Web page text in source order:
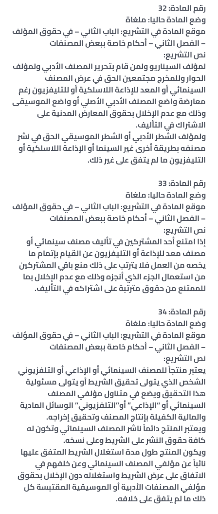
رقم المادة: 32
وضع المادة حاليا: ملغاة
موقع المادة في التشريع: الباب الثاني – في حقوق المؤلف
– الفصل الثاني – أحكام خاصة ببعض المصنفات
نص التشريع:
لمؤلف السيناريو ولمن قام بتحرير المصنف الأدبي ولمؤلف
الحوار وللمخرج مجتمعين الحق في عرض المصنف
السينمائي أو المعد للإذاعة اللاسلكية أو للتليفزيون رغم
معارضة واضع المصنف الأدبي الأصلي أو واضع الموسيقى
وذلك مع عدم الإخلال بحقوق المعارض المدنية على
الاشتراك في التأليف.
ولمؤلف الشطر الأدبي أو الشطر الموسيقي الحق في نشر
مصنفه بطريقة أخرى غير السينما أو الإذاعة اللاسلكية أو
التليفزيون ما لم يتفق على غير ذلك.
رقم المادة: 33
وضع المادة حاليا: ملغاة
موقع المادة في التشريع: الباب الثاني – في حقوق المؤلف
– الفصل الثاني – أحكام خاصة ببعض المصنفات
نص التشريع:
إذا امتنع أحد المشتركين في تأليف مصنف سينمائي أو
مصنف معد للإذاعة أو التليفزيون عن القيام بإتمام ما
يخصه من العمل فلا يترتب على ذلك منع باقي المشتركين
من استعمال الجزء الذي أنجزه وذلك مع عدم الإخلال بما
للممتنع من حقوق مترتبة على اشتراكه في التأليف.
رقم المادة: 34
وضع المادة حاليا: ملغاة
موقع المادة في التشريع: الباب الثاني – في حقوق المؤلف
– الفصل الثاني – أحكام خاصة ببعض المصنفات
نص التشريع:
يعتبر منتجاً للمصنف السينمائي أو الإذاعي أو التلفزيوني
الشخص الذي يتولى تحقيق الشريط أو يتولى مسئولية
هذا التحقيق ويضع في متناول مؤلفي المصنف
السينمائي أو “الإذاعي” أو”التلفزيوني” الوسائل المادية
والمالية الكفيلة بإنتاج المصنف وتحقيق إخراجه.
ويعتبر المنتج دائماً ناشر المصنف السينمائي وتكون له
كافة حقوق النشر على الشريط وعلى نسخه.
ويكون المنتج طول مدة استغلال الشريط المتفق عليها
نائباً عن مؤلفي المصنف السينمائي وعن خلفهم في
الاتفاق على عرض الشريط واستغلاله دون الإخلال بحقوق
مؤلفي المصنفات الأدبية أو الموسيقية المقتبسة كل
ذلك ما لم يتفق على خلافه.